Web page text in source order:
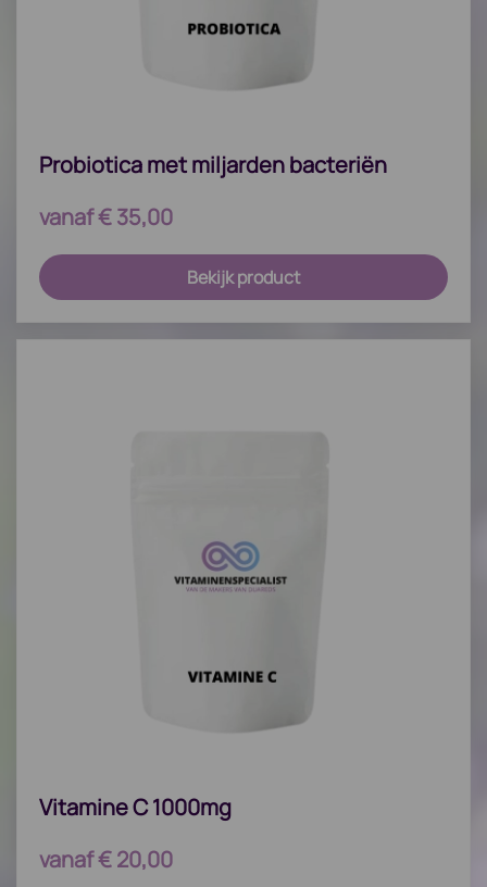
Probiotica met miljarden bacteriën
vanaf€35,00
Bekijk product
Vitamine C 1000mg
vanaf€20,00